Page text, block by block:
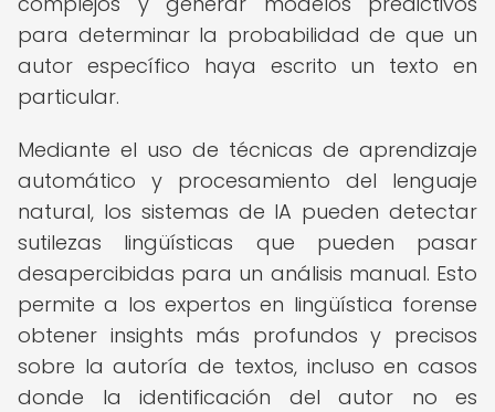
para determinar la probabilidad de que un
autor específico haya escrito un texto en
particular.
Mediante el uso de técnicas de aprendizaje
automático y procesamiento del lenguaje
natural, los sistemas de IA pueden detectar
sutilezas lingüísticas que pueden pasar
desapercibidas para un análisis manual. Esto
permite a los expertos en lingüística forense
obtener insights más profundos y precisos
sobre la autoría de textos, incluso en casos
donde la identificación del autor no es